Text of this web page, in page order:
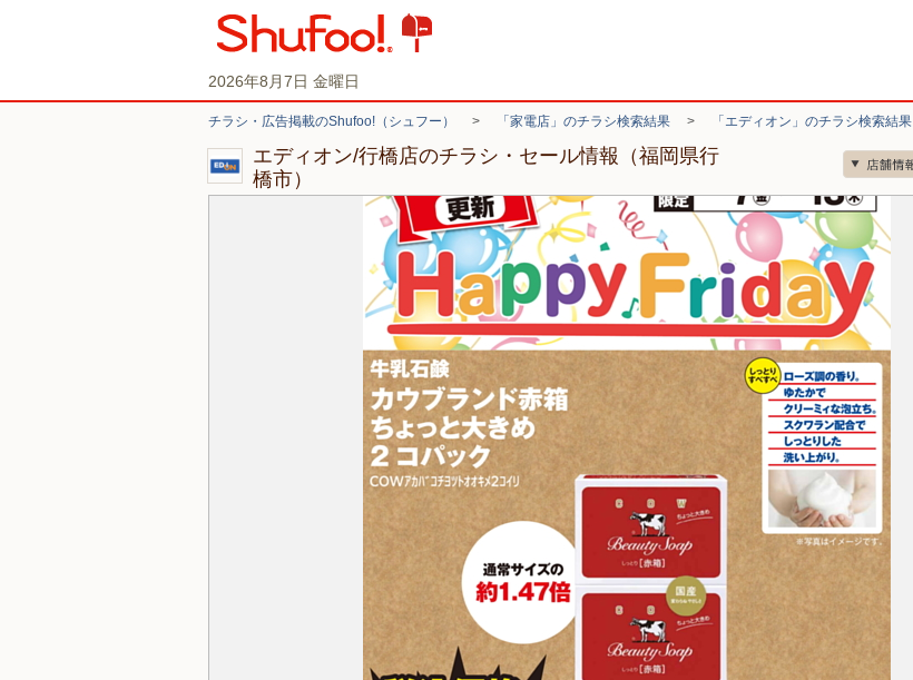
2026年8月7日 金曜日
チラシ・広告掲載のShufoo!（シュフー） > 「家電店」のチラシ検索結果 > 「エディオン」のチラシ検索結果
エディオン/行橋店のチラシ・セール情報（福岡県行
橋市）